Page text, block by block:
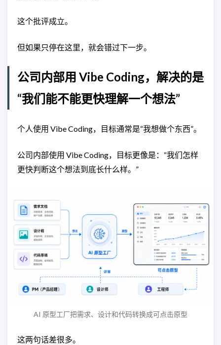
这个批评成立。
但如果只停在这里，就会错过下一步。
公司内部用 Vibe Coding，解决的是
“我们能不能更快理解一个想法”
个人使用 Vibe Coding，目标通常是“我想做个东西”。
公司内部使用 Vibe Coding，目标更像是：“我们怎样
更快判断这个想法到底长什么样。”
AI 原型工厂把需求、设计和代码转换成可点击原型
这两句话差很多。